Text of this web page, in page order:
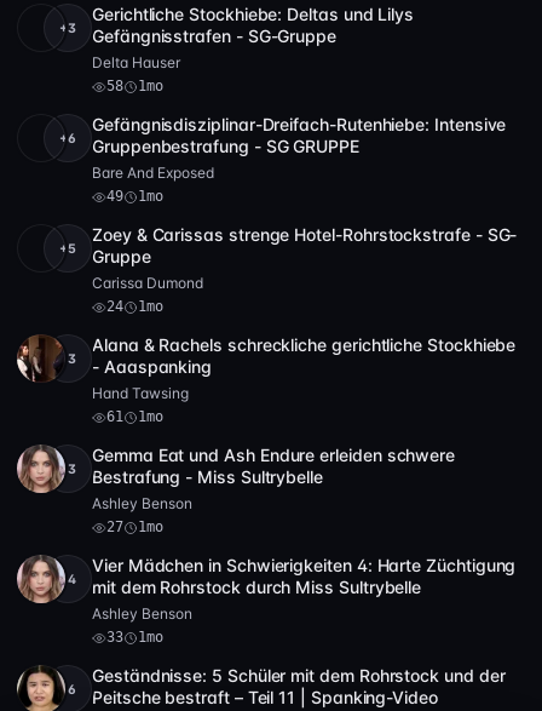
Full HD
+3
Gerichtliche Stockhiebe: Deltas und Lilys
Gefängnisstrafen - SG-Gruppe
Delta Hauser
58 1mo
Full HD
+6
Gefängnisdisziplinar-Dreifach-Rutenhiebe: Intensive
Gruppenbestrafung - SG GRUPPE
Bare And Exposed
49 1mo
Full HD
+5
Zoey & Carissas strenge Hotel-Rohrstockstrafe - SG-
Gruppe
Carissa Dumond
24 1mo
Full HD
+3
Alana & Rachels schreckliche gerichtliche Stockhiebe
- Aaaspanking
Hand Tawsing
61 1mo
Full HD 4 Video
+3
Gemma Eat und Ash Endure erleiden schwere
Bestrafung - Miss Sultrybelle
Ashley Benson
27 1mo
HD 33
+4
Vier Mädchen in Schwierigkeiten 4: Harte Züchtigung
mit dem Rohrstock durch Miss Sultrybelle
Ashley Benson
33 1mo
HD 12 Video 58
+6
Geständnisse: 5 Schüler mit dem Rohrstock und der
Peitsche bestraft – Teil 11 | Spanking-Video